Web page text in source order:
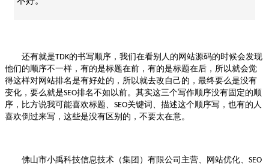
还有就是TDK的书写顺序，我们在看别人的网站源码的时候会发现
他们的顺序不一样，有的是标题在前，有的是标题在后，所以就会觉
得这样对网站排名是有好处的，所以就去改自己的，最终要么是没有
变化，要么就是SEO排名不如以前。其实这三个写作顺序没有固定的顺
序，比方说我可能喜欢标题、 SEO关键词、描述这个顺序写，也有的人
喜欢倒过来写，这些是没有区别的，不要太在意。
佛山市小禹科技信息技术（集团）有限公司主营、网站优化、 SEO